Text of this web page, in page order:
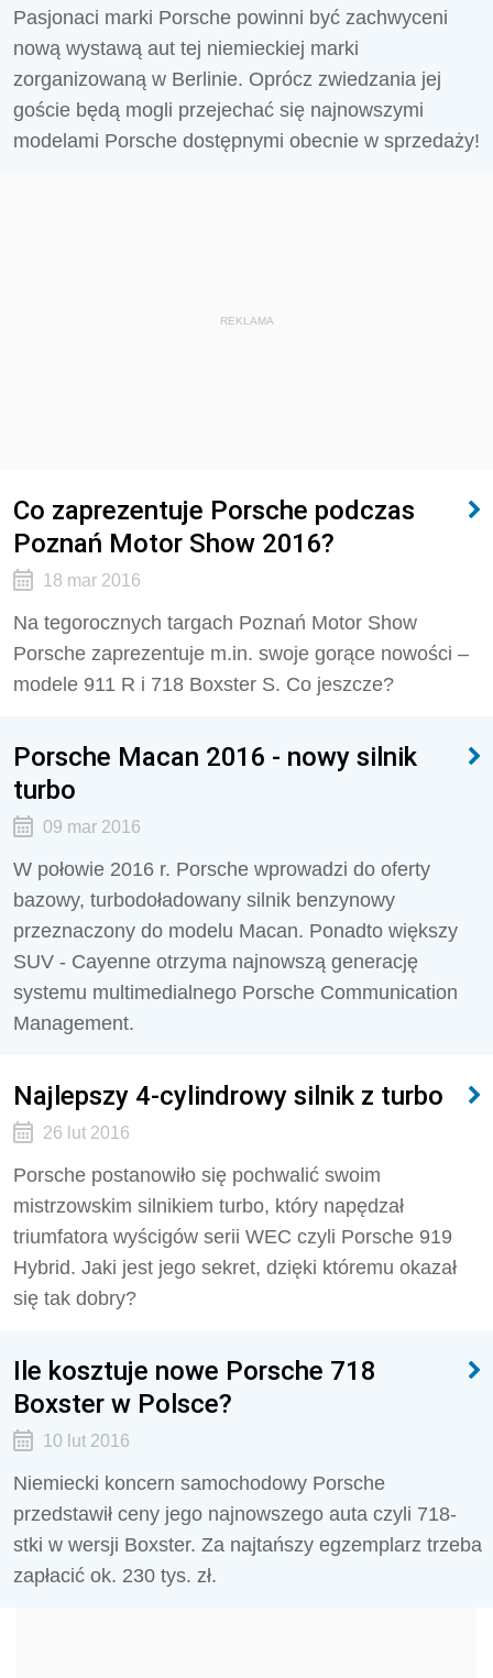
Pasjonaci marki Porsche powinni być zachwyceni
nową wystawą aut tej niemieckiej marki
zorganizowaną w Berlinie. Oprócz zwiedzania jej
goście będą mogli przejechać się najnowszymi
modelami Porsche dostępnymi obecnie w sprzedaży!
REKLAMA
Co zaprezentuje Porsche podczas
Poznań Motor Show 2016?
18 mar 2016
Na tegorocznych targach Poznań Motor Show
Porsche zaprezentuje m.in. swoje gorące nowości –
modele 911 R i 718 Boxster S. Co jeszcze?
Porsche Macan 2016 - nowy silnik
turbo
09 mar 2016
W połowie 2016 r. Porsche wprowadzi do oferty
bazowy, turbodoładowany silnik benzynowy
przeznaczony do modelu Macan. Ponadto większy
SUV - Cayenne otrzyma najnowszą generację
systemu multimedialnego Porsche Communication
Management.
Najlepszy 4-cylindrowy silnik z turbo
26 lut 2016
Porsche postanowiło się pochwalić swoim
mistrzowskim silnikiem turbo, który napędzał
triumfatora wyścigów serii WEC czyli Porsche 919
Hybrid. Jaki jest jego sekret, dzięki któremu okazał
się tak dobry?
Ile kosztuje nowe Porsche 718
Boxster w Polsce?
10 lut 2016
Niemiecki koncern samochodowy Porsche
przedstawił ceny jego najnowszego auta czyli 718-
stki w wersji Boxster. Za najtańszy egzemplarz trzeba
zapłacić ok. 230 tys. zł.